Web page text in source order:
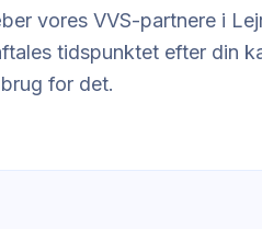
vores VVS-partnere i
tidspunktet efter din
for det.